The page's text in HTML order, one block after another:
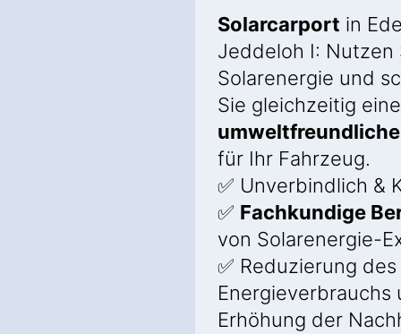
Solarcarport in
Jeddeloh I: Nutzen
Solarenergie und
Sie gleichzeitig eine
für Ihr Fahrzeug.
✅ Unverbindlich &
✅ Fachkundige
von Solarenergie-
✅ Reduzierung des
Energieverbrauchs
Erhöhung der